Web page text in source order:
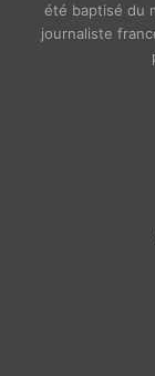
été baptisé du
journaliste